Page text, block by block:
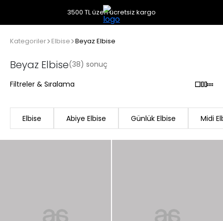
3500 TL üzeri ücretsiz kargo
Kategoriler Elbise Beyaz Elbise
Beyaz Elbise(38) sonuç
Filtreler & Sıralama
Elbise Abiye Elbise Günlük Elbise Midi